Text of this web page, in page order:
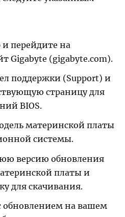
и перейдите на
Gigabyte (gigabyte.com).
поддержки (Support) и
страницу для
BIOS.
материнской платы
системы.
версию обновления
платы и
для скачивания.
обновлением на вашем